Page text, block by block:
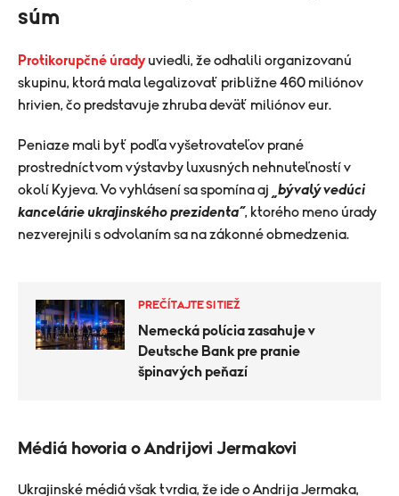
súm
Protikorupčné úradyuviedli, že odhalili organizovanú
skupinu, ktorá mala legalizovať približne 460 miliónov
hrivien, čo predstavuje zhruba deväť miliónov eur.
Peniaze mali byť podľa vyšetrovateľov prané
prostredníctvom výstavby luxusných nehnuteľností v
okolí Kyjeva. Vo vyhlásení sa spomína aj
„bývalý vedúci
kancelárie ukrajinského prezidenta“, ktorého meno úrady
nezverejnili s odvolaním sa na zákonné obmedzenia.
PREČÍTAJTE SI TIEŽ
Nemecká polícia zasahuje v
Deutsche Bank pre pranie
špinavých peňazí
Médiá hovoria o Andrijovi Jermakovi
Ukrajinské médiá však tvrdia, že ide o Andrija Jermaka,